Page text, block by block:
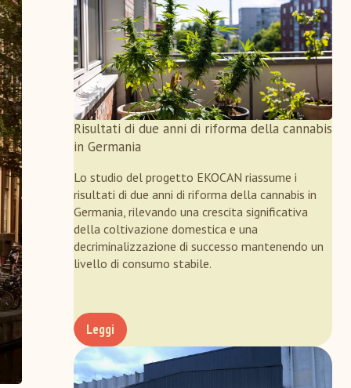
Risultati di due anni di riforma della cannabis
in Germania
Lo studio del progetto EKOCAN riassume i
risultati di due anni di riforma della cannabis in
Germania, rilevando una crescita significativa
della coltivazione domestica e una
decriminalizzazione di successo mantenendo un
livello di consumo stabile.
Leggi